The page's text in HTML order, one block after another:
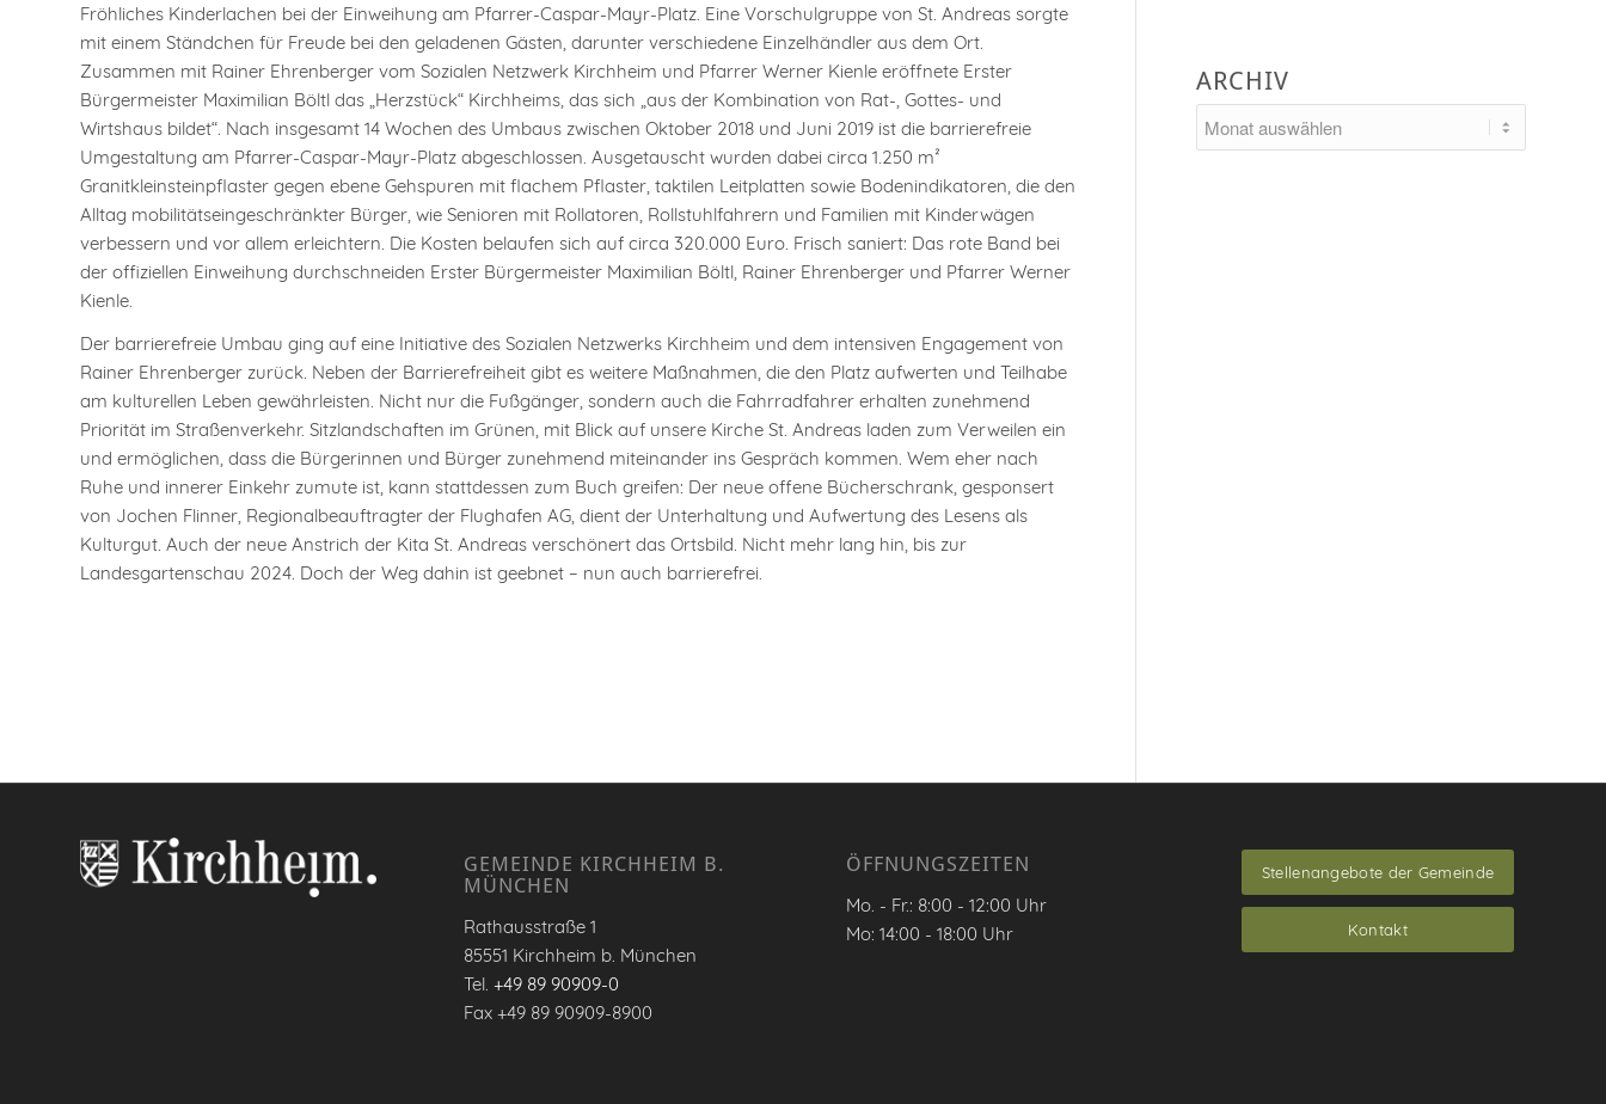
Fröhliches Kinderlachen bei der Einweihung am Pfarrer-Caspar-Mayr-Platz. Eine Vorschulgruppe von St. Andreas sorgte
mit einem Ständchen für Freude bei den geladenen Gästen, darunter verschiedene Einzelhändler aus dem Ort.
Zusammen mit Rainer Ehrenberger vom Sozialen Netzwerk Kirchheim und Pfarrer Werner Kienle eröffnete Erster
Bürgermeister Maximilian Böltl das „Herzstück“ Kirchheims, das sich „aus der Kombination von Rat-, Gottes- und
Wirtshaus bildet“. Nach insgesamt 14 Wochen des Umbaus zwischen Oktober 2018 und Juni 2019 ist die barrierefreie
Umgestaltung am Pfarrer-Caspar-Mayr-Platz abgeschlossen. Ausgetauscht wurden dabei circa 1.250 m²
Granitkleinsteinpflaster gegen ebene Gehspuren mit flachem Pflaster, taktilen Leitplatten sowie Bodenindikatoren, die den
Alltag mobilitätseingeschränkter Bürger, wie Senioren mit Rollatoren, Rollstuhlfahrern und Familien mit Kinderwägen
verbessern und vor allem erleichtern. Die Kosten belaufen sich auf circa 320.000 Euro. Frisch saniert: Das rote Band bei
der offiziellen Einweihung durchschneiden Erster Bürgermeister Maximilian Böltl, Rainer Ehrenberger und Pfarrer Werner
Kienle.
Der barrierefreie Umbau ging auf eine Initiative des Sozialen Netzwerks Kirchheim und dem intensiven Engagement von
Rainer Ehrenberger zurück. Neben der Barrierefreiheit gibt es weitere Maßnahmen, die den Platz aufwerten und Teilhabe
am kulturellen Leben gewährleisten. Nicht nur die Fußgänger, sondern auch die Fahrradfahrer erhalten zunehmend
Priorität im Straßenverkehr. Sitzlandschaften im Grünen, mit Blick auf unsere Kirche St. Andreas laden zum Verweilen ein
und ermöglichen, dass die Bürgerinnen und Bürger zunehmend miteinander ins Gespräch kommen. Wem eher nach
Ruhe und innerer Einkehr zumute ist, kann stattdessen zum Buch greifen: Der neue offene Bücherschrank, gesponsert
von Jochen Flinner, Regionalbeauftragter der Flughafen AG, dient der Unterhaltung und Aufwertung des Lesens als
Kulturgut. Auch der neue Anstrich der Kita St. Andreas verschönert das Ortsbild. Nicht mehr lang hin, bis zur
Landesgartenschau 2024. Doch der Weg dahin ist geebnet – nun auch barrierefrei.
ARCHIV
GEMEINDE KIRCHHEIM B.
MÜNCHEN
Rathausstraße 1
85551 Kirchheim b. München
Tel. +49 89 90909-0
Fax +49 89 90909-8900
ÖFFNUNGSZEITEN
Mo. - Fr.: 8:00 - 12:00 Uhr
Mo: 14:00 - 18:00 Uhr
Stellenangebote der Gemeinde
Kontakt